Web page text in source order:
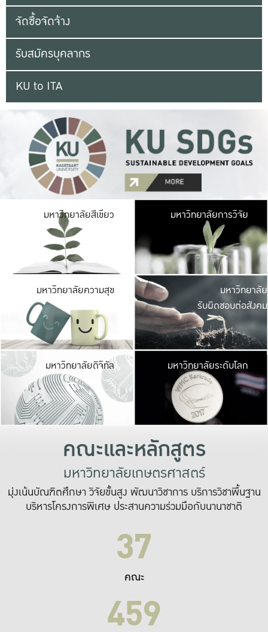
จัดซื้อจัดจ้าง
รับสมัครบุคลากร
KU to ITA
มหาวิทยาลัยสีเขียว มหาวิ
มีพื้นที่เขียวสดใส
เป็นป่าในเมือง เกษต
มหาวิทยาลัยการวิจัย
มหาวิทยาลัยความสุข มหาวิ
ค
เปิดประ
และพบเรื่องราวใ
มหาวิทยาลัย
รับผิดชอบต่อสังคม
มหาวิทยาลัยดิจิทัล มหาวิ
เปลี่ยนแปลง แล
เพื่อทำง
ระบบสารสนเทศ
มหาวิทยาลัยระดับโลก
คณะและหลักสูตร
มหาวิทยาลัยเกษตรศาสตร์
มุ่งเน้นบัณฑิตศึกษา วิจัยขั้นสูง พัฒนาวิชาการ บริการวิชาพื้นฐาน
บริหารโครงการพิเศษ ประสานความร่วมมือกับนานาชาติ
37
คณะ
459